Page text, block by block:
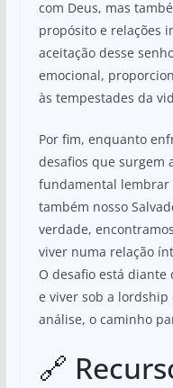
com Deus, mas
propósito e relações
aceitação desse
emocional,
às tempestades da
Por fim, enquanto
desafios que surgem
fundamental lembrar
também nosso
verdade,
viver numa relação
O desafio está
e viver sob a lordship
análise, o caminho
🔗